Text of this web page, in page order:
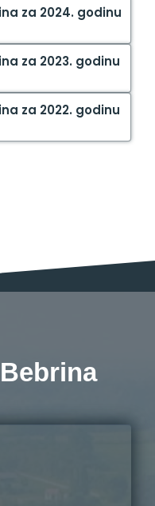
za 2024. godinu
za 2023. godinu
za 2022. godinu